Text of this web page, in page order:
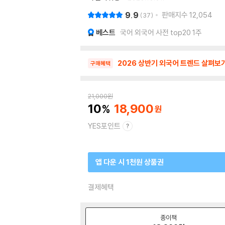
9.9 37 판매지수 12,054
베스트 국어 외국어 사전 top20 1주
구매혜택 2026 상반기 외국어 트렌드 살펴
21,000원
10 18,900
YES포인트
앱 다운 시 1천원 상품권
결제혜택
종이책